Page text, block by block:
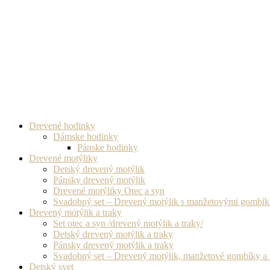
Drevené hodinky
Dámske hodinky
Pánske hodinky
Drevené motýliky
Detský drevený motýlik
Pánsky drevený motýlik
Drevené motýliky Otec a syn
Svadobný set – Drevený motýlik s manžetovými
Drevený motýlik a traky
Set otec a syn /drevený motýlik a traky/
Detský drevený motýlik a traky
Pánsky drevený motýlik a traky
Svadobný set – Drevený motýlik, manžetové gombíky a
Detský svet